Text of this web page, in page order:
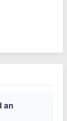
an